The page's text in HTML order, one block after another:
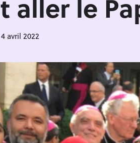
aller le
4 avril 2022